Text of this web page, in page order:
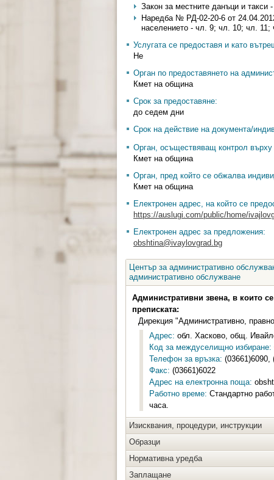
Закон за местните данъци и такси
Наредба № РД-02-20-6 от
населението - чл. 9; чл. 10; чл. 11;
Услугата се предоставя и като
Не
Орган по предоставянето на
Кмет на община
Срок за предоставяне:
до седем дни
Срок на действие на документа/
Орган, осъществяващ контрол върху
Кмет на община
Орган, пред който се обжалва
Кмет на община
Електронен адрес, на който се
https://auslugi.com/public/home/
Електронен адрес за предложения:
obshtina@ivaylovgrad.bg
Център за административно
административно обслужване
Административни звена, в които
преписката:
Дирекция "Административно,
Адрес: обл. Хасково, общ.
Код за междуселищно избиране:
Телефон за връзка: (03661)6090,
Факс: (03661)6022
Адрес на електронна поща:
Работно време: Стандартно
часа.
Изисквания, процедури, инструкции
Образци
Нормативна уредба
Заплащане